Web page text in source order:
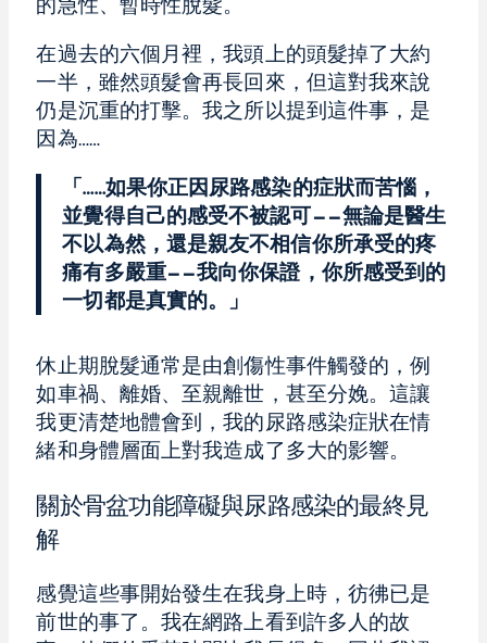
的急性、暫時性脫髮。
在過去的六個月裡，我頭上的頭髮掉了大約
一半，雖然頭髮會再長回來，但這對我來說
仍是沉重的打擊。我之所以提到這件事，是
因為……
「……如果你正因尿路感染的症狀而苦惱，
並覺得自己的感受不被認可——無論是醫生
不以為然，還是親友不相信你所承受的疼
痛有多嚴重——我向你保證，你所感受到的
一切都是真實的。」
休止期脫髮通常是由創傷性事件觸發的，例
如車禍、離婚、至親離世，甚至分娩。這讓
我更清楚地體會到，我的尿路感染症狀在情
緒和身體層面上對我造成了多大的影響。
關於骨盆功能障礙與尿路感染的最終見
解
感覺這些事開始發生在我身上時，彷彿已是
前世的事了。我在網路上看到許多人的故